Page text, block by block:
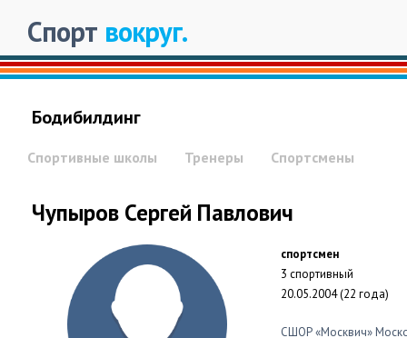
Спорт вокруг.
Бодибилдинг
Спортивные школы Тренеры Спортсмены
Чупыров Сергей Павлович
спортсмен
3 спортивный
20.05.2004 (22 года)
СШОР «Москвич»